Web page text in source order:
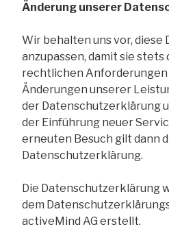
Änderung unserer
Wir behalten uns vor,
anzupassen, damit sie stets
rechtlichen
Änderungen unserer
der Datenschutzerklärung
der Einführung neuer
erneuten Besuch gilt dann
Datenschutzerklärung.
Die Datenschutzerklärung
dem
activeMind AG erstellt.